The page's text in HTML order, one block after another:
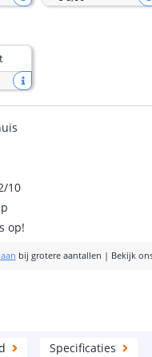
10
op!
bij grotere aantallen | Bekijk
Specificaties